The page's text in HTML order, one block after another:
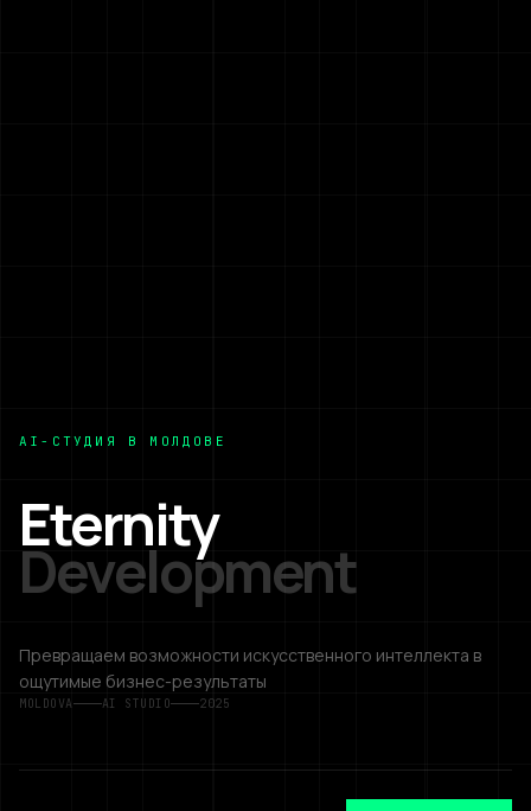
AI-СТУДИЯ В МОЛДОВЕ
Eternity
Development
Превращаем возможности искусственного интеллекта в
ощутимые бизнес-результаты
MOLDOVA AI STUDIO 2025